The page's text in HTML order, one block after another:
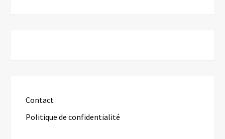
Contact
Politique de confidentialité